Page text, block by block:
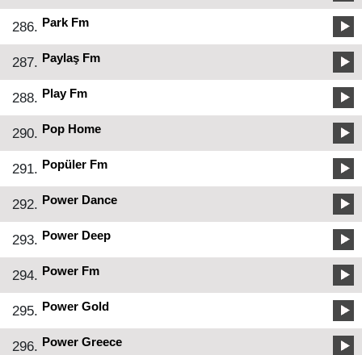
286. Park Fm
287. Paylaş Fm
288. Play Fm
290. Pop Home
291. Popüler Fm
292. Power Dance
293. Power Deep
294. Power Fm
295. Power Gold
296. Power Greece